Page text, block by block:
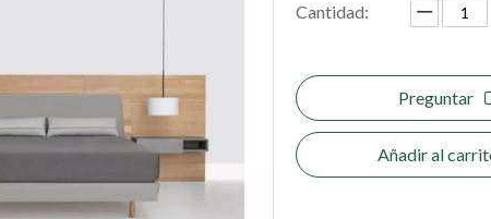
Cantidad:
Preguntar
Añadir al